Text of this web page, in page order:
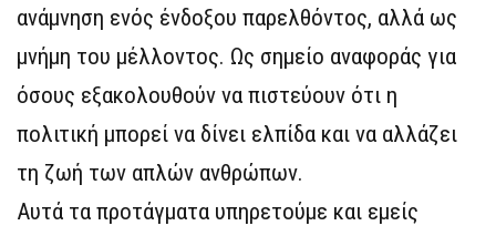
ανάμνηση ενός ένδοξου παρελθόντος, αλλά ως
μνήμη του μέλλοντος. Ως σημείο αναφοράς για
όσους εξακολουθούν να πιστεύουν ότι η
πολιτική μπορεί να δίνει ελπίδα και να αλλάζει
τη ζωή των απλών ανθρώπων.
Αυτά τα προτάγματα υπηρετούμε και εμείς